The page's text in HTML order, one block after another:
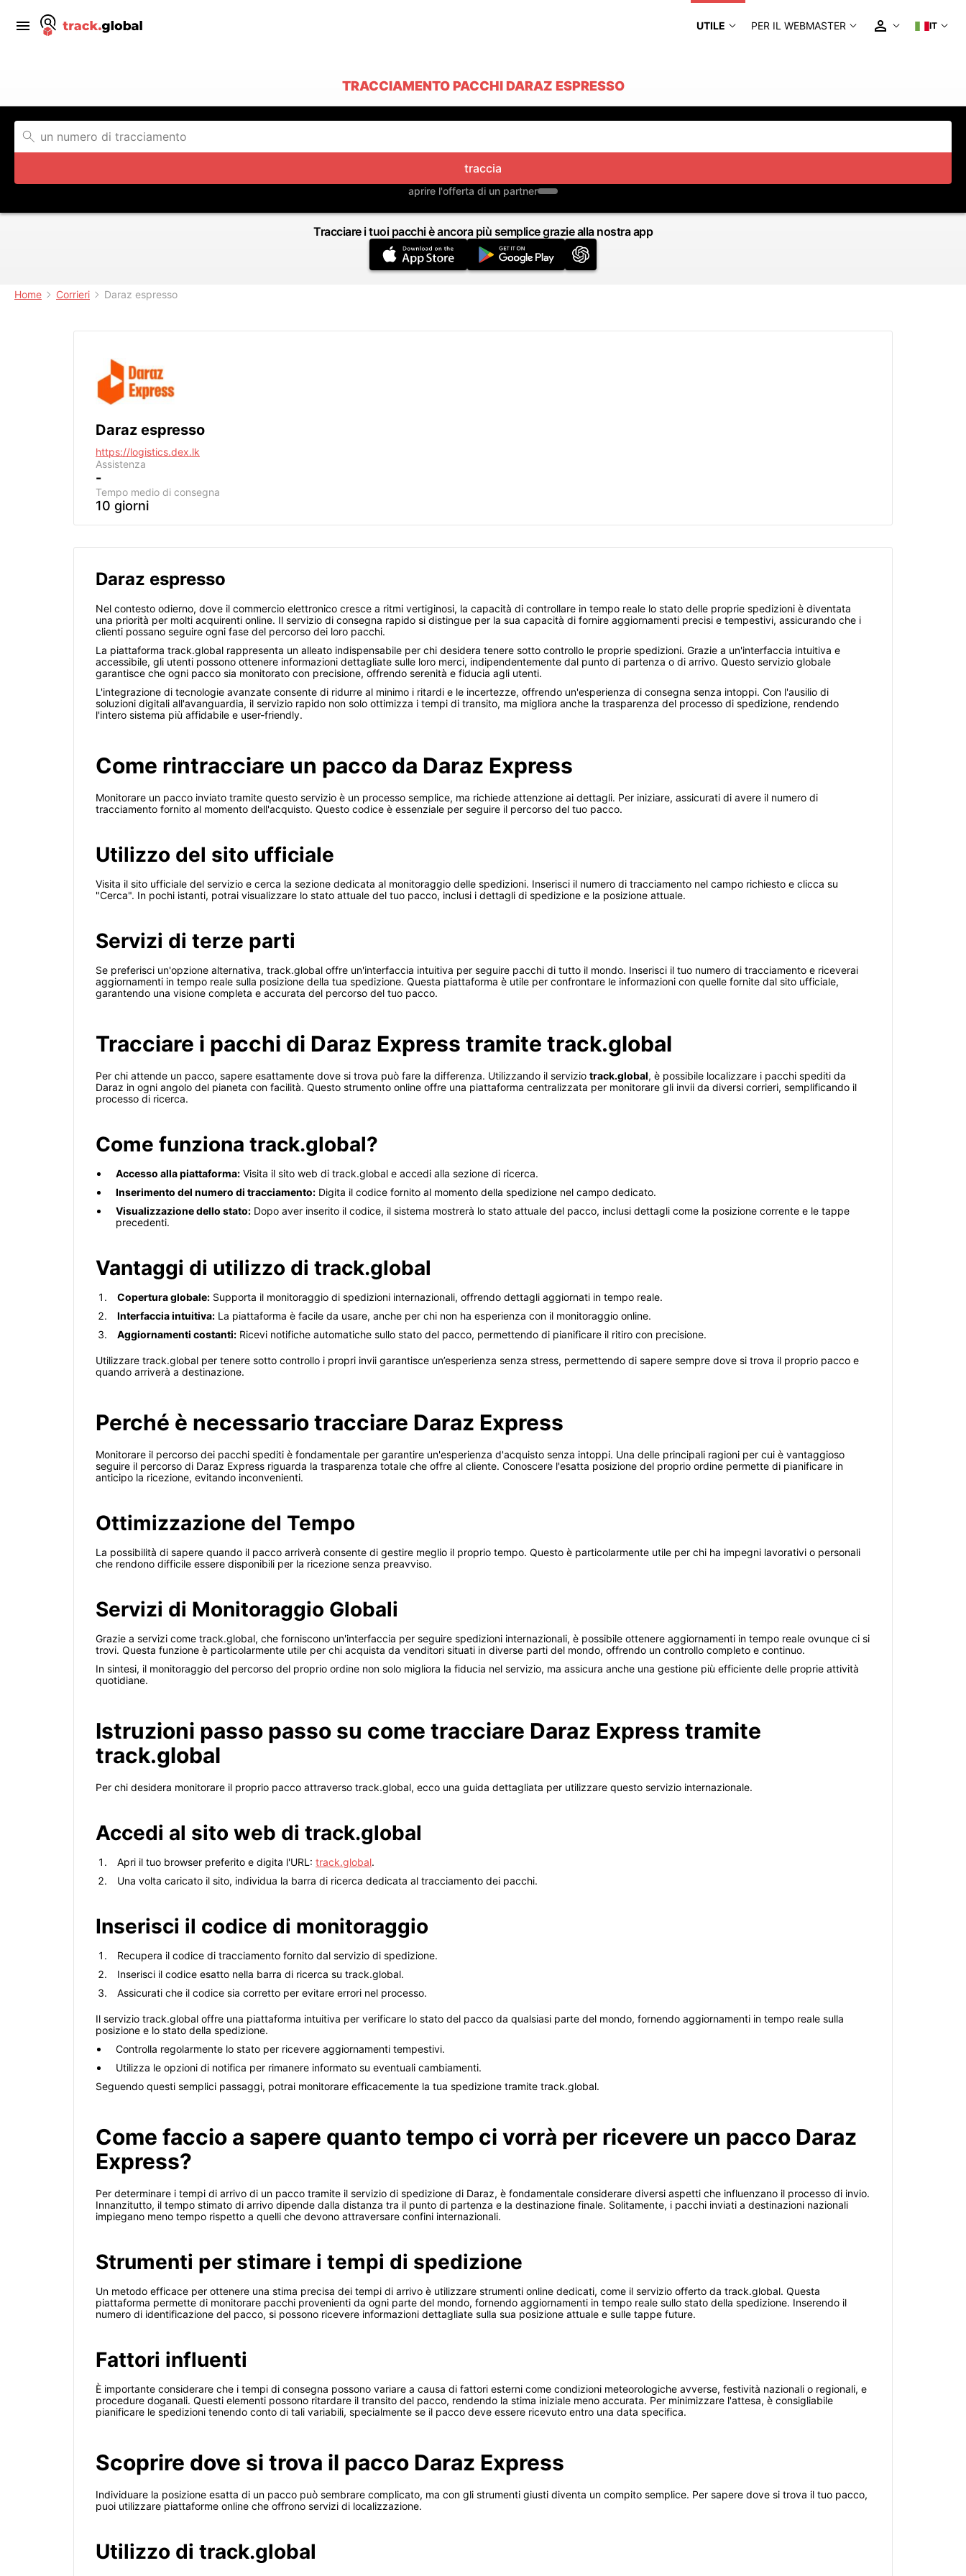
UTILE PER IL WEBMASTER IT
TRACCIAMENTO PACCHI DARAZ ESPRESSO
traccia
aprire l'offerta di un partner
Tracciare i tuoi pacchi è ancora più semplice grazie alla nostra app
Home Corrieri Daraz espresso
Daraz espresso
https://logistics.dex.lk
Assistenza
-
Tempo medio di consegna
10 giorni
Daraz espresso
Nel contesto odierno, dove il commercio elettronico cresce a ritmi vertiginosi, la capacità di controllare in tempo reale lo stato delle proprie spedizioni è diventata
una priorità per molti acquirenti online. Il servizio di consegna rapido si distingue per la sua capacità di fornire aggiornamenti precisi e tempestivi, assicurando che i
clienti possano seguire ogni fase del percorso dei loro pacchi.
La piattaforma track.global rappresenta un alleato indispensabile per chi desidera tenere sotto controllo le proprie spedizioni. Grazie a un'interfaccia intuitiva e
accessibile, gli utenti possono ottenere informazioni dettagliate sulle loro merci, indipendentemente dal punto di partenza o di arrivo. Questo servizio globale
garantisce che ogni pacco sia monitorato con precisione, offrendo serenità e fiducia agli utenti.
L'integrazione di tecnologie avanzate consente di ridurre al minimo i ritardi e le incertezze, offrendo un'esperienza di consegna senza intoppi. Con l'ausilio di
soluzioni digitali all'avanguardia, il servizio rapido non solo ottimizza i tempi di transito, ma migliora anche la trasparenza del processo di spedizione, rendendo
l'intero sistema più affidabile e user-friendly.
Come rintracciare un pacco da Daraz Express
Monitorare un pacco inviato tramite questo servizio è un processo semplice, ma richiede attenzione ai dettagli. Per iniziare, assicurati di avere il numero di
tracciamento fornito al momento dell'acquisto. Questo codice è essenziale per seguire il percorso del tuo pacco.
Utilizzo del sito ufficiale
Visita il sito ufficiale del servizio e cerca la sezione dedicata al monitoraggio delle spedizioni. Inserisci il numero di tracciamento nel campo richiesto e clicca su
"Cerca". In pochi istanti, potrai visualizzare lo stato attuale del tuo pacco, inclusi i dettagli di spedizione e la posizione attuale.
Servizi di terze parti
Se preferisci un'opzione alternativa, track.global offre un'interfaccia intuitiva per seguire pacchi di tutto il mondo. Inserisci il tuo numero di tracciamento e riceverai
aggiornamenti in tempo reale sulla posizione della tua spedizione. Questa piattaforma è utile per confrontare le informazioni con quelle fornite dal sito ufficiale,
garantendo una visione completa e accurata del percorso del tuo pacco.
Tracciare i pacchi di Daraz Express tramite track.global
Per chi attende un pacco, sapere esattamente dove si trova può fare la differenza. Utilizzando il servizio track.global, è possibile localizzare i pacchi spediti da
Daraz in ogni angolo del pianeta con facilità. Questo strumento online offre una piattaforma centralizzata per monitorare gli invii da diversi corrieri, semplificando il
processo di ricerca.
Come funziona track.global?
Accesso alla piattaforma: Visita il sito web di track.global e accedi alla sezione di ricerca.
Inserimento del numero di tracciamento: Digita il codice fornito al momento della spedizione nel campo dedicato.
Visualizzazione dello stato: Dopo aver inserito il codice, il sistema mostrerà lo stato attuale del pacco, inclusi dettagli come la posizione corrente e le tappe
precedenti.
Vantaggi di utilizzo di track.global
Copertura globale: Supporta il monitoraggio di spedizioni internazionali, offrendo dettagli aggiornati in tempo reale.
Interfaccia intuitiva: La piattaforma è facile da usare, anche per chi non ha esperienza con il monitoraggio online.
Aggiornamenti costanti: Ricevi notifiche automatiche sullo stato del pacco, permettendo di pianificare il ritiro con precisione.
Utilizzare track.global per tenere sotto controllo i propri invii garantisce un’esperienza senza stress, permettendo di sapere sempre dove si trova il proprio pacco e
quando arriverà a destinazione.
Perché è necessario tracciare Daraz Express
Monitorare il percorso dei pacchi spediti è fondamentale per garantire un'esperienza d'acquisto senza intoppi. Una delle principali ragioni per cui è vantaggioso
seguire il percorso di Daraz Express riguarda la trasparenza totale che offre al cliente. Conoscere l'esatta posizione del proprio ordine permette di pianificare in
anticipo la ricezione, evitando inconvenienti.
Ottimizzazione del Tempo
La possibilità di sapere quando il pacco arriverà consente di gestire meglio il proprio tempo. Questo è particolarmente utile per chi ha impegni lavorativi o personali
che rendono difficile essere disponibili per la ricezione senza preavviso.
Servizi di Monitoraggio Globali
Grazie a servizi come track.global, che forniscono un'interfaccia per seguire spedizioni internazionali, è possibile ottenere aggiornamenti in tempo reale ovunque ci si
trovi. Questa funzione è particolarmente utile per chi acquista da venditori situati in diverse parti del mondo, offrendo un controllo completo e continuo.
In sintesi, il monitoraggio del percorso del proprio ordine non solo migliora la fiducia nel servizio, ma assicura anche una gestione più efficiente delle proprie attività
quotidiane.
Istruzioni passo passo su come tracciare Daraz Express tramite
track.global
Per chi desidera monitorare il proprio pacco attraverso track.global, ecco una guida dettagliata per utilizzare questo servizio internazionale.
Accedi al sito web di track.global
Apri il tuo browser preferito e digita l'URL: track.global.
Una volta caricato il sito, individua la barra di ricerca dedicata al tracciamento dei pacchi.
Inserisci il codice di monitoraggio
Recupera il codice di tracciamento fornito dal servizio di spedizione.
Inserisci il codice esatto nella barra di ricerca su track.global.
Assicurati che il codice sia corretto per evitare errori nel processo.
Il servizio track.global offre una piattaforma intuitiva per verificare lo stato del pacco da qualsiasi parte del mondo, fornendo aggiornamenti in tempo reale sulla
posizione e lo stato della spedizione.
Controlla regolarmente lo stato per ricevere aggiornamenti tempestivi.
Utilizza le opzioni di notifica per rimanere informato su eventuali cambiamenti.
Seguendo questi semplici passaggi, potrai monitorare efficacemente la tua spedizione tramite track.global.
Come faccio a sapere quanto tempo ci vorrà per ricevere un pacco Daraz
Express?
Per determinare i tempi di arrivo di un pacco tramite il servizio di spedizione di Daraz, è fondamentale considerare diversi aspetti che influenzano il processo di invio.
Innanzitutto, il tempo stimato di arrivo dipende dalla distanza tra il punto di partenza e la destinazione finale. Solitamente, i pacchi inviati a destinazioni nazionali
impiegano meno tempo rispetto a quelli che devono attraversare confini internazionali.
Strumenti per stimare i tempi di spedizione
Un metodo efficace per ottenere una stima precisa dei tempi di arrivo è utilizzare strumenti online dedicati, come il servizio offerto da track.global. Questa
piattaforma permette di monitorare pacchi provenienti da ogni parte del mondo, fornendo aggiornamenti in tempo reale sullo stato della spedizione. Inserendo il
numero di identificazione del pacco, si possono ricevere informazioni dettagliate sulla sua posizione attuale e sulle tappe future.
Fattori influenti
È importante considerare che i tempi di consegna possono variare a causa di fattori esterni come condizioni meteorologiche avverse, festività nazionali o regionali, e
procedure doganali. Questi elementi possono ritardare il transito del pacco, rendendo la stima iniziale meno accurata. Per minimizzare l'attesa, è consigliabile
pianificare le spedizioni tenendo conto di tali variabili, specialmente se il pacco deve essere ricevuto entro una data specifica.
Scoprire dove si trova il pacco Daraz Express
Individuare la posizione esatta di un pacco può sembrare complicato, ma con gli strumenti giusti diventa un compito semplice. Per sapere dove si trova il tuo pacco,
puoi utilizzare piattaforme online che offrono servizi di localizzazione.
Utilizzo di track.global